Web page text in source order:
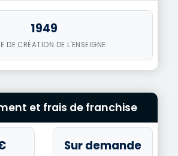
1949
DE CRÉATION DE L'ENSEIGNE
et frais de franchise
Sur demande